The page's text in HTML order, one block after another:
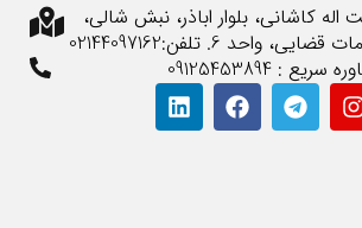
کاشانی، بلوار اباذر، نبش شالی،
6. تلفن:02144097162
سریع : 09125453894